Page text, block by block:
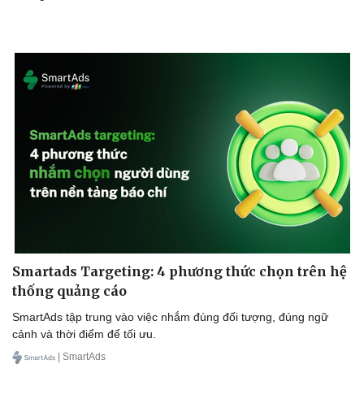
Smartads Targeting: 4 phương thức chọn trên hệ
thống quảng cáo
SmartAds tập trung vào việc nhắm đúng đối tượng, đúng ngữ
cảnh và thời điểm để tối ưu.
| SmartAds